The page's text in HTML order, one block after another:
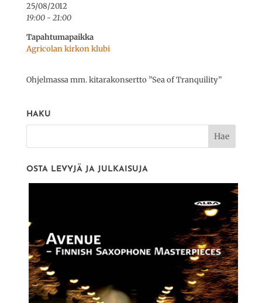
25/08/2012
19:00 - 21:00
Tapahtumapaikka
Agricolan kirkon klubi
Ohjelmassa mm. kitarakonsertto ”Sea of Tranquility”
HAKU
OSTA LEVYJÄ JA JULKAISUJA